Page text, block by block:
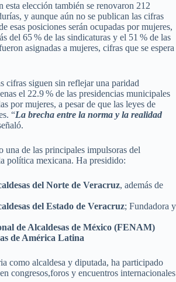
esta elección también se renovaron 212
y aunque aún no se publican las cifras
esas posiciones serán ocupadas por mujeres,
del 65 % de las sindicaturas y el 51 % de las
asignadas a mujeres, cifras que se espera
cifras siguen sin reflejar una paridad
el 22.9 % de las presidencias municipales
por mujeres, a pesar de que las leyes de
“La brecha entre la norma y la realidad
una de las principales impulsoras del
política mexicana. Ha presidido:
del Norte de Veracruz, además de
del Estado de Veracruz; Fundadora y
de Alcaldesas de México (FENAM)
de América Latina
como alcaldesa y diputada, ha participado
congresos,foros y encuentros internacionales